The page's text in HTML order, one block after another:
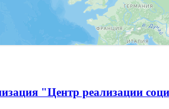
"Центр реализации